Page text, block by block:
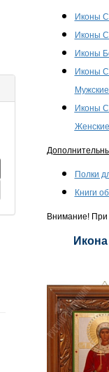
Иконы
Иконы
Иконы
Иконы
Иконы
Полки
Книги
Внимание! При